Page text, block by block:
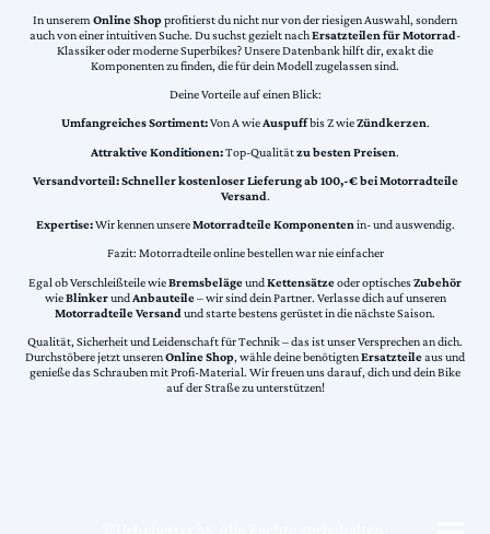
In unserem Online Shopprofitierst du nicht nur von der riesigen Auswahl, sondern
auch von einer intuitiven Suche. Du suchst gezielt nachErsatzteilen für Motorrad-
Klassiker oder moderne Superbikes? Unsere Datenbank hilft dir, exakt die
Komponenten zu finden, die für dein Modell zugelassen sind.
Deine Vorteile auf einen Blick:
Umfangreiches Sortiment:Von A wieAuspuffbis Z wieZündkerzen.
Attraktive Konditionen:Top-Qualitätzu besten Preisen.
Versandvorteil:Schneller kostenloser Lieferung ab 100,-€ bei Motorradteile
Versand.
Expertise:Wir kennen unsereMotorradteile Komponentenin- und auswendig.
Fazit: Motorradteile online bestellen war nie einfacher
Egal ob Verschleißteile wieBremsbelägeundKettensätzeoder optischesZubehör
wieBlinkerundAnbauteile– wir sind dein Partner. Verlasse dich auf unseren
Motorradteile Versand und starte bestens gerüstet in die nächste Saison.
Qualität, Sicherheit und Leidenschaft für Technik – das ist unser Versprechen an dich.
Durchstöbere jetzt unserenOnline Shop, wähle deine benötigtenErsatzteileaus und
genieße das Schrauben mit Profi-Material. Wir freuen uns darauf, dich und dein Bike
auf der Straße zu unterstützen!